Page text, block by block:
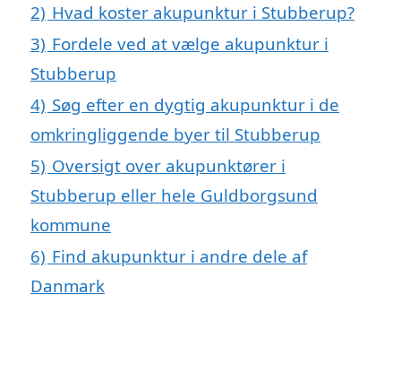
2) Hvad koster akupunktur i Stubberup?
3) Fordele ved at vælge akupunktur i
Stubberup
4) Søg efter en dygtig akupunktur i de
omkringliggende byer til Stubberup
5) Oversigt over akupunktører i
Stubberup eller hele Guldborgsund
kommune
6) Find akupunktur i andre dele af
Danmark